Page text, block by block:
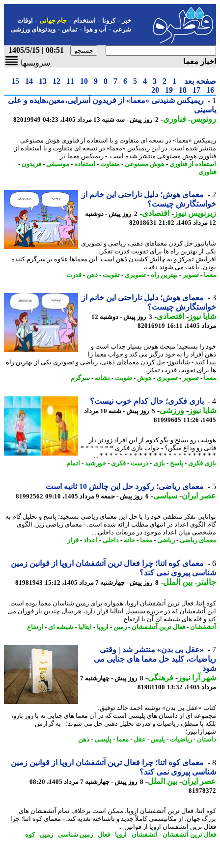
-کرونا-استخدام- جام جهانی-اوقات
شرعی-آب و هوا-تماس-ویدئوهای ورزشی
08:51 | 1405/5/15
معما
سرویسها
بعد 1
2
3
4
5
6
7
8
9
10
11
12
13
14
15
17
18
19
20
ریمیکس شنیدنی «معما» از فریدون آسرایی،معین،هایده و علی
-فناوری- 2 روز پیش - سه شنبه 13 مرداد 1405، 04:23 82019949
«معما» در نسخه ای متفاوت و با استفاده از فناوری هوش مصنوعی
شده است. در این ریمیکس «معما» در نسخه ای متفاوت و با استفاده از
هوش مصنوعی منتشر شده است. - ریمیکس معما در ...
از فناوری- هوش مصنوعی-متفاوت-استفاده-موسیقی-فریدون-
معمای هوش؛ دلیل ناراحتی این خانم از
چیست؟
نیوز-اقتصادی- 2 روز پیش - دوشنبه
82018631
حل کردن معماهای ذهنی، ریاضی و تصویری
از بهترین راه ها برای تقویت قدرت تفکر،
تمرکز و به چالش کشیدن ذهن است. این معماها علاوه بر سرگرم کننده
باعث می شوند دقت، ...
-تصویر-بهترین راه- تصویری- تقویت-ذهن -قدرت
معمای هوش؛ دلیل ناراحتی این خانم از
چیست؟
نیوز-اقتصادی-
3 روز پیش - دوشنبه 12
16:11
82016919
را بسنجید! مبحث هوش بسیار جذاب است و
افراد را به خود درگیر می کند و جواب معما را
کنید - شایانیوز- حل کردن معماهای ذهنی، ریاضی و تصویری یکی از بهترین راه
تقویت قدرت تفکر،
-تصویر-تصویری- هوش-تقویت-نشانه-سرگرم
بازی فکری؛ حال کدام خوب نیست؟
نیوز-ورزشی-
5 روز پیش - شنبه 10 مرداد
81999605
رو بسنج و بگو کدوم از این افراد زودتر دار
رو وداع میگن؟ - جواب بازی فکری * * * * * * *
* * * * * * * * * * * * * * * * * * * * * * *
فکری- پاسخ-بازی - درست -فکری- خورشید -اتمام
معمای ریاضی؛ رکورد حل این چالش 10 ثانیه است
ایران- سیاسی-6 روز پیش - جمعه 9 مرداد 1405، 09:10 81992562
تفکر منطقی خود را با حل این معمای ریاضی بسنجید؛ پاسخ و تحلیل گام به
الگوی اعداد در انتهای مطلب ارائه شده است. - معمای ریاضی زیر، الگوی
میان اعداد موجود در مربعات داخلی ...
ریاضی-ریاضی-معما-خانه -داخلی -اعداد -قرار
معمای کوه اتنا؛ چرا فعال ترین آتشفشان اروپا از قوانین زمین
پیروی نمی کند؟
-بین الملل-8 روز پیش - چهارشنبه 7 مرداد 1405، 15:12 81981943
اِتنا، فعال ترین آتشفشان اروپا، همواره برای زمین شناسان معما بوده است.
آتشفشان که در جزیره سیسیل ایتالیا قرار دارد، هر سال چندین بار فوران می
و قله های شیشه ای آن با ارتفاع ...
-فعال ترین آتشفشان-زمین -اروپا - ایتالیا -شیشه ای- ارتفاع
«عقل بی بدن» منتشر شد | وقتی
کلید حل معما های جنایی می
آرا نیوز-فرهنگی-
8 روز پیش - چهارشنبه 7
13:32
81981100
«عقل بی بدن» نوشته احمد خالد توفیق،
ای از داستان های پلیسی است که در آن معما های جنایی نه با زور بازو،
با منطق، ریاضیات و قدرت تحلیل ذهنی حل می شوند؛ - به گزارش
-ریاضیات-پلیس-عقل -معما-پلیسی-ذهن
معمای کوه اتنا؛ چرا فعال ترین آتشفشان اروپا از قوانین زمین
پیروی نمی کند؟
ایران- بین الملل-8 روز پیش - چهارشنبه 7 مرداد 1405، 08:20
اتنا، فعال ترین آتشفشان اروپا، ممکن است برخلاف تمام آتشفشان های
جهان، از مکانیسمی کاملاً جدید و ناشناخته تغذیه کند. - معمای کوه اتنا؛ چرا
ترین آتشفشان اروپا از قوانین ...
ترین آتشفشان-آتشفشان-اروپا - فعال-زمین شناسی-زمین -کوه